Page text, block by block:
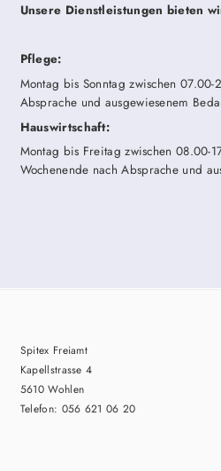
Unsere Dienstleistungen bieten
Pflege:
Montag bis Sonntag zwischen 07.00-
Absprache und ausgewiesenem
Hauswirtschaft:
Montag bis Freitag zwischen 08.00-
Wochenende nach Absprache und
Spitex Freiamt
Kapellstrasse 4
5610 Wohlen
Telefon: 056 621 06 20